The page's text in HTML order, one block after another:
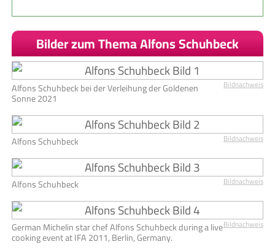
Bilder zum Thema Alfons Schuhbeck
Bildnachweis
Alfons Schuhbeck bei der Verleihung der Goldenen
Sonne 2021
Bildnachweis
Alfons Schuhbeck
Bildnachweis
Alfons Schuhbeck
Bildnachweis
German Michelin star chef Alfons Schuhbeck during a live
cooking event at IFA 2011, Berlin, Germany.